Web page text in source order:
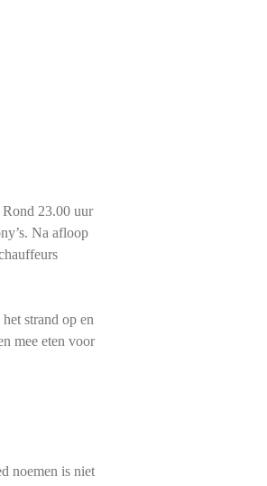
Rond 23.00 uur
Na afloop
strand op en
mee eten voor
noemen is niet